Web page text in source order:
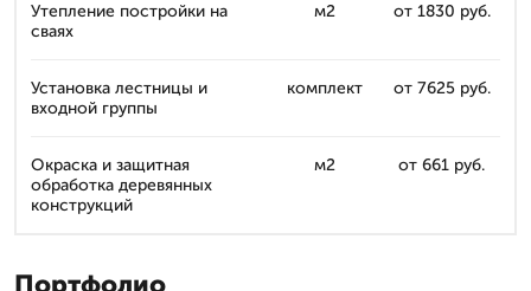
Утепление постройки на
сваях
м2 от 1830 руб.
Установка лестницы и
входной группы
комплект от 7625 руб.
Окраска и защитная
обработка деревянных
конструкций
м2 от 661 руб.
Портфолио